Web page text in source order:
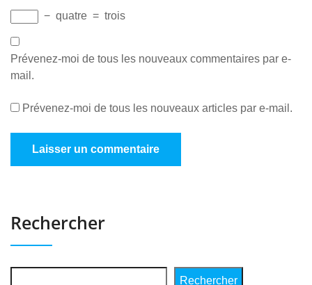
− quatre = trois
Prévenez-moi de tous les nouveaux commentaires par e-
mail.
Prévenez-moi de tous les nouveaux articles par e-mail.
Rechercher
Rechercher